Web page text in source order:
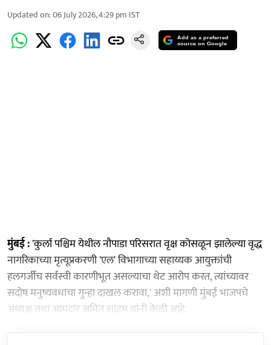
Updated on:06 July 2026, 4:29 pm IST
Add as a preferred
source on Google
मुंबई :'कुर्ला पश्चिम येथील नौपाडा परिसरात वृक्ष कोसळून झालेल्या वृद्ध
नागरिकाच्या मृत्यूप्रकरणी 'एल' विभागाच्या सहाय्यक आयुक्तांची
हलगर्जीच सर्वस्वी कारणीभूत असल्याचा थेट आरोप करत, त्यांच्यावर
सदोष मनुष्यवधाचा गुन्हा दाखल करावा,' अशी मागणी मुंबई भाजपचे
अध्यक्ष तथा आमदार अमित साटम यांनी केली आहे.